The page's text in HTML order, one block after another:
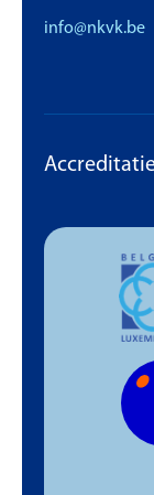
info@nkvk.be